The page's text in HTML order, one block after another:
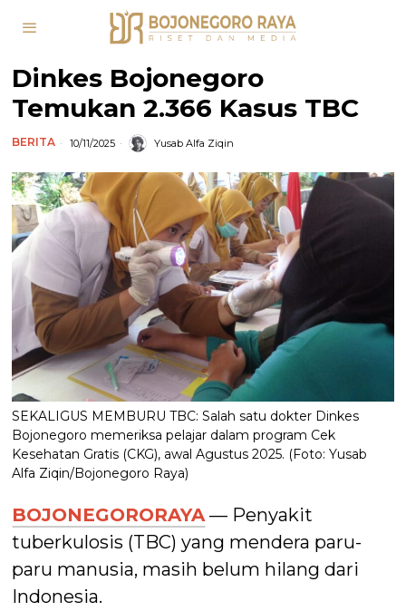
Dinkes Bojonegoro
Temukan 2.366 Kasus TBC
BERITA 10/11/2025 Yusab Alfa Ziqin
SEKALIGUS MEMBURU TBC: Salah satu dokter Dinkes
Bojonegoro memeriksa pelajar dalam program Cek
Kesehatan Gratis (CKG), awal Agustus 2025. (Foto: Yusab
Alfa Ziqin/Bojonegoro Raya)
BOJONEGORORAYA — Penyakit
tuberkulosis (TBC) yang mendera paru-
paru manusia, masih belum hilang dari
Indonesia.